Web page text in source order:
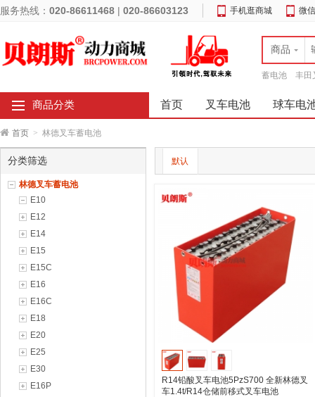
服务热线： 020-86611468 | 020-86603123 手机逛商城 微
商品
蓄电池 丰田
商品分类 首页 叉车电池 球车电
首页 > 林德叉车蓄电池
分类筛选
林德叉车蓄电池
E10
E12
E14
E15
E15C
E16
E16C
E18
E20
E25
E30
E16P
默认
R14铅酸叉车电池5PzS700 全新林德叉
车1.4t/R14仓储前移式叉车电池